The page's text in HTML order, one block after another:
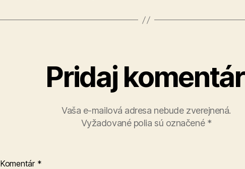
Pridaj komentár
Vaša e-mailová adresa nebude zverejnená.
Vyžadované polia sú označené *
Komentár *